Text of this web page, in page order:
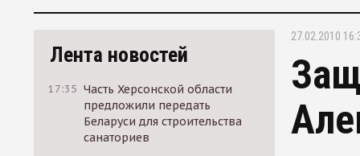
Лента новостей
17:35 Часть Херсонской области
предложили передать
Беларуси для строительства
санаториев
27.02.2010